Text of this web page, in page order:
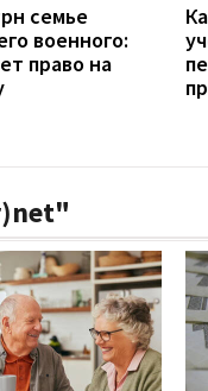
семье
военного:
право на